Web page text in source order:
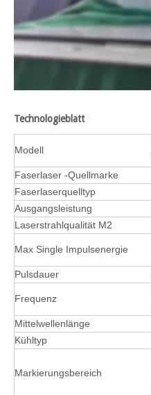
Technologieblatt
Modell
Faserlaser -Quellmarke
Faserlaserquelltyp
Ausgangsleistung
Laserstrahlqualität M2
Max Single Impulsenergie
Pulsdauer
Frequenz
Mittelwellenlänge
Kühltyp
Markierungsbereich